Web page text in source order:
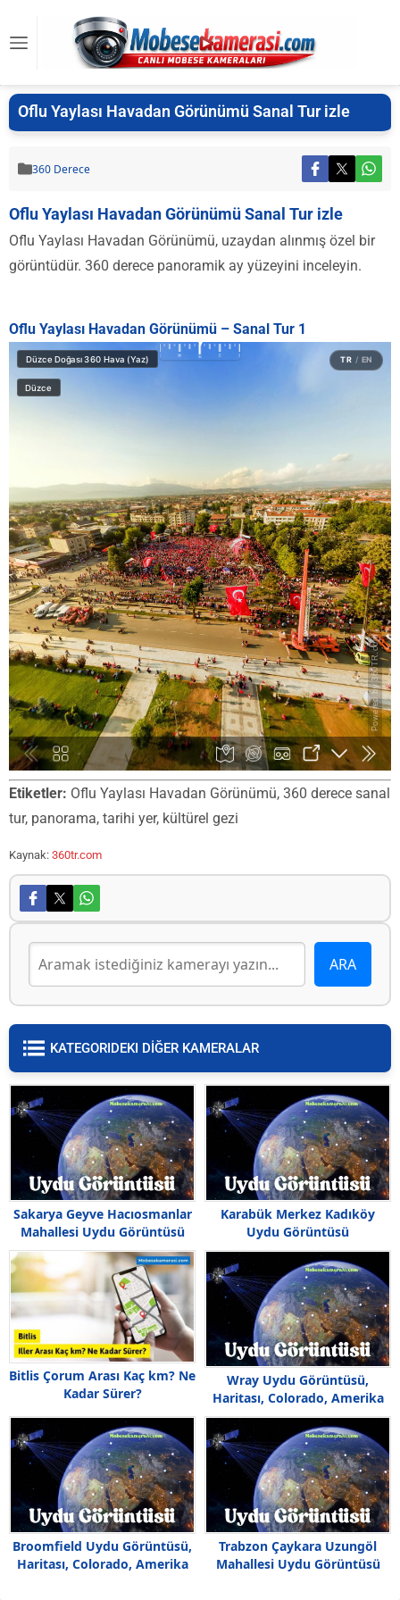
Oflu Yaylası Havadan Görünümü Sanal Tur izle
360 Derece
Oflu Yaylası Havadan Görünümü Sanal Tur izle
Oflu Yaylası Havadan Görünümü, uzaydan alınmış özel bir
görüntüdür. 360 derece panoramik ay yüzeyini inceleyin.
Oflu Yaylası Havadan Görünümü – Sanal Tur 1
Etiketler: Oflu Yaylası Havadan Görünümü, 360 derece sanal
tur, panorama, tarihi yer, kültürel gezi
Kaynak: 360tr.com
KATEGORIDEKI DİĞER KAMERALAR
Sakarya Geyve Hacıosmanlar
Mahallesi Uydu Görüntüsü
Karabük Merkez Kadıköy
Uydu Görüntüsü
Bitlis Çorum Arası Kaç km? Ne
Kadar Sürer?
Wray Uydu Görüntüsü,
Haritası, Colorado, Amerika
Broomfield Uydu Görüntüsü,
Haritası, Colorado, Amerika
Trabzon Çaykara Uzungöl
Mahallesi Uydu Görüntüsü